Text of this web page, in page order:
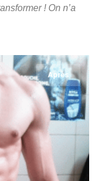
! On n’a
Après